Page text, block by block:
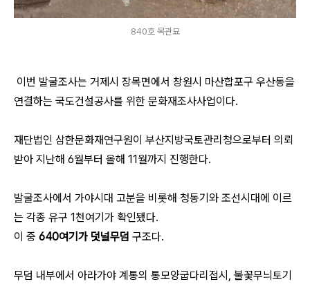
840호 목관묘
이번 발굴조사는 거제시 장목면에서 창원시 마산합포구 우산동을
연결하는 국도건설공사를 위한 문화재조사사업이다.
재단법인 삼한문화재연구원이 부산지방국토관리청으로부터 의뢰
받아 지난해 6월부터 올해 11월까지 진행한다.
발굴조사에서 가야시대 고분을 비롯해 청동기와 조선시대에 이르
는 각종 유구 1천여기가 확인됐다.
이 중 640여기가 덧널무덤 구조다.
무덤 내부에서 아라가야 계통의 통모양굽다리접시, 불꽃무늬토기